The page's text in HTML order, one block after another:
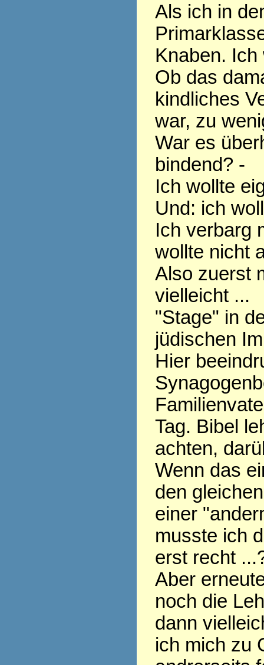
Als ich in
Knaben.
Ob das
kindliches
war, zu
War es
bindend? -
Ich wollte
Und: ich
Ich verbarg
wollte nicht
Also zuerst
vielleicht ...
"Stage" in
jüdischen
Hier
Tag. Bibel
achten,
Wenn das
den
einer
musste ich
erst recht
Aber
noch die
dann
ich mich zu